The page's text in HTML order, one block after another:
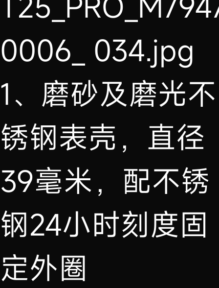
1、磨砂及磨光不
锈钢表壳，直径
39毫米，配不锈
钢24小时刻度固
定外圈